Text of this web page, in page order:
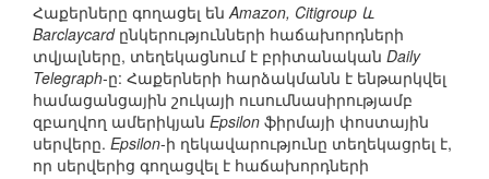
Հաքերները գողացել ենAmazon, Citigroup և
Barclaycardընկերությունների հաճախորդների
տվյալները, տեղեկացնում է բրիտանական Daily
Telegraph-ը: Հաքերների հարձակմանն է ենթարկվել
համացանցային շուկայի ուսումնասիրությամբ
զբաղվող ամերիկյան Epsilon ֆիրմայի փոստային
սերվերը. Epsilon-ի ղեկավարությունը տեղեկացրել է,
որ սերվերից գողացվել է հաճախորդների